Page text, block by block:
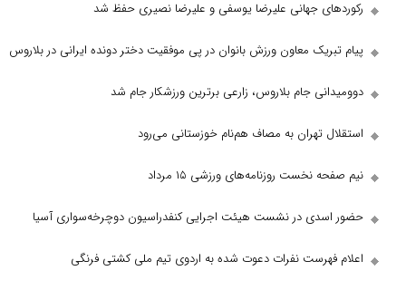
جهانی علیرضا یوسفی و علیرضا نصیری حفظ شد
معاون ورزش بانوان در پی موفقیت دختر دونده ایرانی در بلاروس
جام بلاروس، زارعی برترین ورزشکار جام شد
تهران به مصاف هم‌نام خوزستانی می‌رود
روزنامه‌های ورزشی ۱۵ مرداد
در نشست هیئت اجرایی کنفدراسیون دوچرخه‌سواری آسیا
نفرات دعوت شده به اردوی تیم ملی کشتی فرنگی